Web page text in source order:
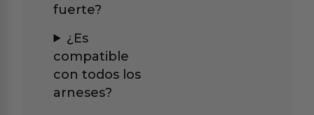
fuerte?
¿Es
compatible
con todos los
arneses?